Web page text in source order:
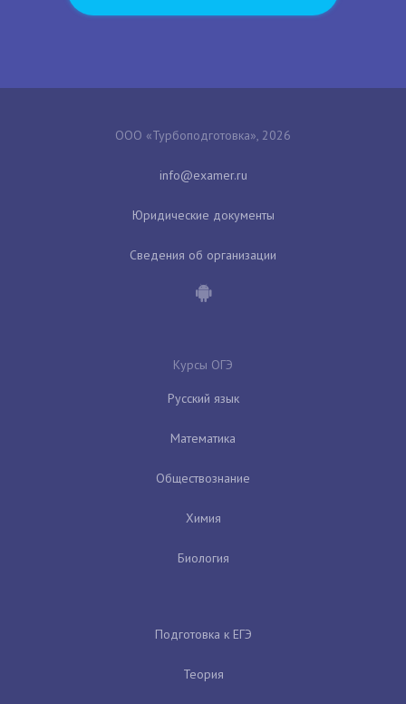
ООО «Турбоподготовка», 2026
Юридические документы
Сведения об организации
Курсы ОГЭ
Русский язык
Математика
Обществознание
Химия
Биология
Подготовка к ЕГЭ
Теория